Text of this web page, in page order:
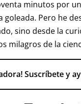
minutos por
goleada. Pero he
sino desde la
milagros de la
Suscríbete y